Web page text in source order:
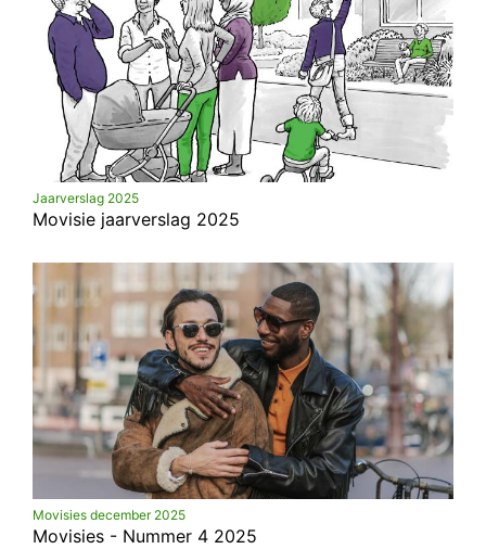
Jaarverslag 2025
Movisie jaarverslag 2025
Movisies december 2025
Movisies - Nummer 4 2025